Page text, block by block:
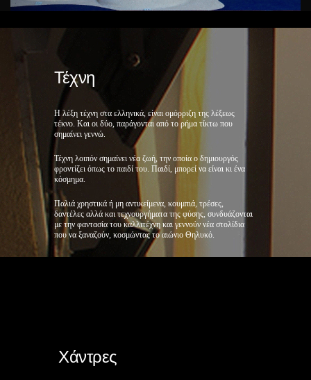
Τέχνη
Η λέξη τέχνη στα ελληνικά, είναι ομόρριζη της λέξεως
τέκνο. Και οι δύο, παράγονται από το ρήμα τίκτω που
σημαίνει γεννώ.
Τέχνη λοιπόν σημαίνει νέα ζωή, την οποία ο δημιουργός
φροντίζει όπως το παιδί του. Παιδί, μπορεί να είναι κι ένα
κόσμημα.
Παλιά χρηστικά ή μη αντικείμενα, κουμπιά, τρέσες,
δαντέλες αλλά και τεχνουργήματα της φύσης, συνδυάζονται
με την φαντασία του καλλιτέχνη και γεννούν νέα στολίδια
που να ξαναζούν, κοσμώντας το αιώνιο Θηλυκό.
Χάντρες